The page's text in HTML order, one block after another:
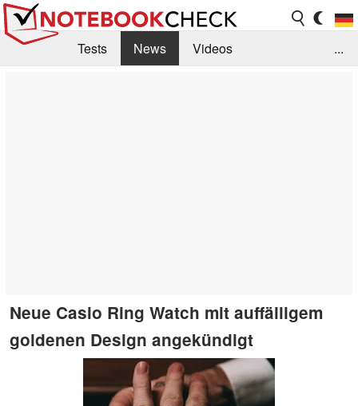
Tests News
Videos
...
Neue Casio Ring Watch mit auffälligem
goldenen Design angekündigt